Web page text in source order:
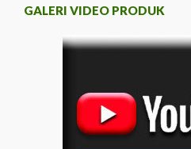
GALERI VIDEO PRODUK